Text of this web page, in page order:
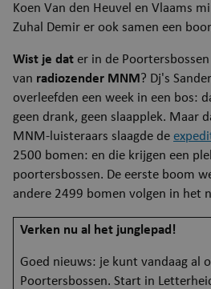
Koen Van den Heuvel en Vlaams
Zuhal Demir er ook samen een
Wist je dat er in de
van radiozender MNM ? Dj's
overleefden een week in een bos:
geen drank, geen slaapplek. Maar
MNM-luisteraars slaagde de
2500 bomen: en die krijgen een
poortersbossen. De eerste boom
andere 2499 bomen volgen in het
Verken nu al het junglepad!
Goed nieuws: je kunt vandaag al
Poortersbossen. Start in